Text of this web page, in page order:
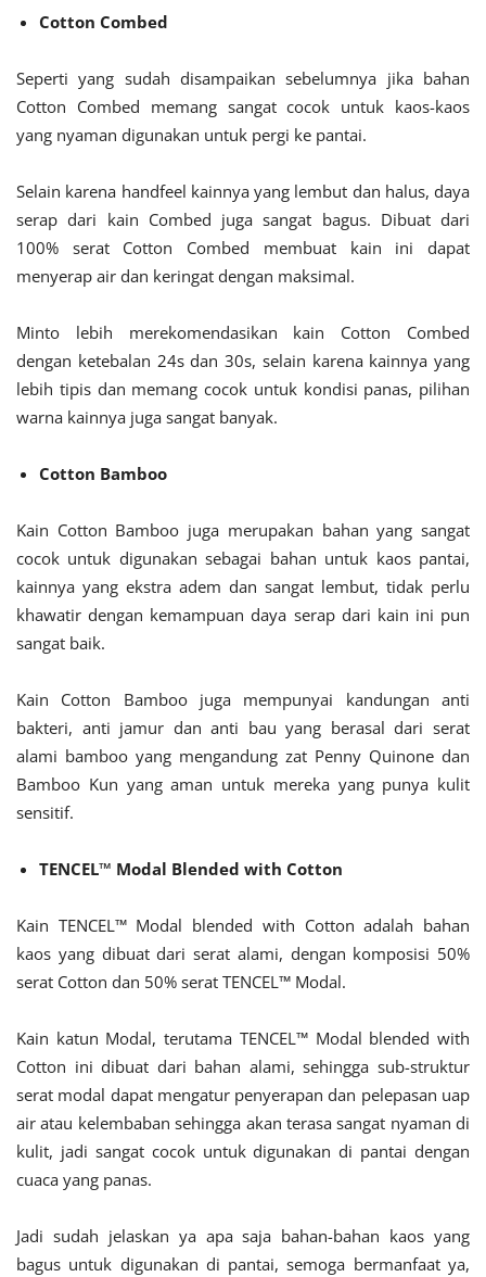
Cotton Combed
Seperti yang sudah disampaikan sebelumnya jika bahan
Cotton Combed memang sangat cocok untuk kaos-kaos
yang nyaman digunakan untuk pergi ke pantai.
Selain karena handfeel kainnya yang lembut dan halus, daya
serap dari kain Combed juga sangat bagus. Dibuat dari
100% serat Cotton Combed membuat kain ini dapat
menyerap air dan keringat dengan maksimal.
Minto lebih merekomendasikan kain Cotton Combed
dengan ketebalan 24s dan 30s, selain karena kainnya yang
lebih tipis dan memang cocok untuk kondisi panas, pilihan
warna kainnya juga sangat banyak.
Cotton Bamboo
Kain Cotton Bamboo juga merupakan bahan yang sangat
cocok untuk digunakan sebagai bahan untuk kaos pantai,
kainnya yang ekstra adem dan sangat lembut, tidak perlu
khawatir dengan kemampuan daya serap dari kain ini pun
sangat baik.
Kain Cotton Bamboo juga mempunyai kandungan anti
bakteri, anti jamur dan anti bau yang berasal dari serat
alami bamboo yang mengandung zat Penny Quinone dan
Bamboo Kun yang aman untuk mereka yang punya kulit
sensitif.
TENCEL™ Modal Blended with Cotton
Kain TENCEL™ Modal blended with Cotton adalah bahan
kaos yang dibuat dari serat alami, dengan komposisi 50%
serat Cotton dan 50% serat TENCEL™ Modal.
Kain katun Modal, terutama TENCEL™ Modal blended with
Cotton ini dibuat dari bahan alami, sehingga sub-struktur
serat modal dapat mengatur penyerapan dan pelepasan uap
air atau kelembaban sehingga akan terasa sangat nyaman di
kulit, jadi sangat cocok untuk digunakan di pantai dengan
cuaca yang panas.
Jadi sudah jelaskan ya apa saja bahan-bahan kaos yang
bagus untuk digunakan di pantai, semoga bermanfaat ya,